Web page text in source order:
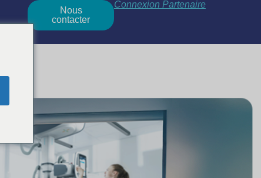
Nous
contacter
Connexion Partenaire